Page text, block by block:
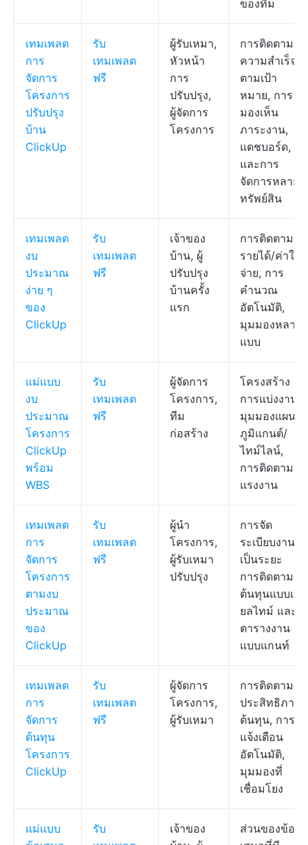
ของทีม
เทมเพลต
การ
จัดการ
โครงการ
ปรับปรุง
บ้าน
ClickUp
รับ
เทมเพลต
ฟรี
ผู้รับเหมา,
หัวหน้า
การ
ปรับปรุง,
ผู้จัดการ
โครงการ
การติดตาม
ความสำเร็จ
ตามเป้า
หมาย, การ
มองเห็น
ภาระงาน,
แดชบอร์ด,
และการ
จัดการหลาย
ทรัพย์สิน
เทมเพลต
งบ
ประมาณ
ง่าย ๆ
ของ
ClickUp
รับ
เทมเพลต
ฟรี
เจ้าของ
บ้าน, ผู้
ปรับปรุง
บ้านครั้ง
แรก
การติดตาม
รายได้/ค่าใช้
จ่าย, การ
คำนวณ
อัตโนมัติ,
มุมมองหลาย
แบบ
แม่แบบ
งบ
ประมาณ
โครงการ
ClickUp
พร้อม
WBS
รับ
เทมเพลต
ฟรี
ผู้จัดการ
โครงการ,
ทีม
ก่อสร้าง
โครงสร้าง
การแบ่งงาน,
มุมมองแผน
ภูมิแกนต์/
ไทม์ไลน์,
การติดตาม
แรงงาน
เทมเพลต
การ
จัดการ
โครงการ
ตามงบ
ประมาณ
ของ
ClickUp
รับ
เทมเพลต
ฟรี
ผู้นำ
โครงการ,
ผู้รับเหมา
ปรับปรุง
การจัด
ระเบียบงาน
เป็นระยะ
การติดตาม
ต้นทุนแบบเรี
ยลไทม์ และ
ตารางงาน
แบบแกนท์
เทมเพลต
การ
จัดการ
ต้นทุน
โครงการ
ClickUp
รับ
เทมเพลต
ฟรี
ผู้จัดการ
โครงการ,
ผู้รับเหมา
การติดตาม
ประสิทธิภาพ
ต้นทุน, การ
แจ้งเตือน
อัตโนมัติ,
มุมมองที่
เชื่อมโยง
แม่แบบ
รับ
เจ้าของ
ส่วนของข้อ